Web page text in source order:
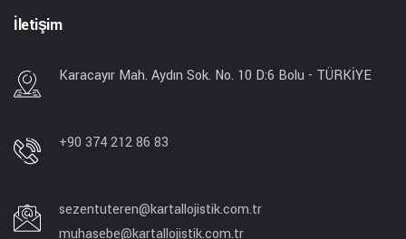
İletişim
Karacayır Mah. Aydın Sok. No. 10 D:6 Bolu - TÜRKİYE
+90 374 212 86 83
sezentuteren@kartallojistik.com.tr
muhasebe@kartallojistik.com.tr